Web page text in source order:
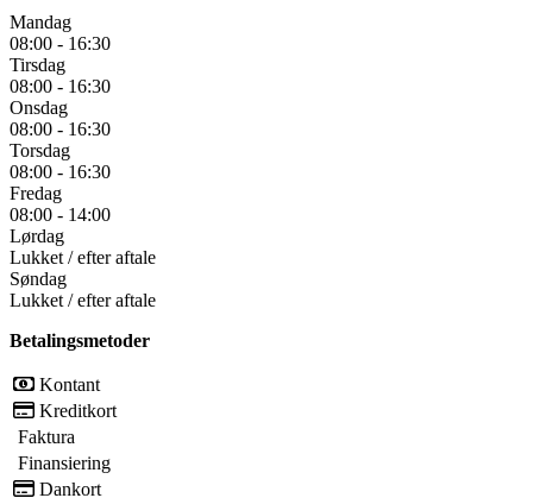
Mandag
08:00 - 16:30
Tirsdag
08:00 - 16:30
Onsdag
08:00 - 16:30
Torsdag
08:00 - 16:30
Fredag
08:00 - 14:00
Lørdag
Lukket / efter aftale
Søndag
Lukket / efter aftale
Betalingsmetoder
Kontant
Kreditkort
Faktura
Finansiering
Dankort